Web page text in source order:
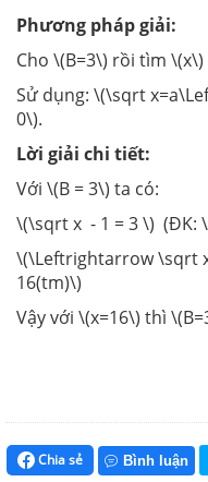
Phương pháp giải:
Cho \(B=3\) rồi tìm \(x\)
Sử dụng: \(\sqrt
0\).
Lời giải chi tiết:
Với \(B = 3\) ta có:
\(\sqrt x - 1 = 3 \) (ĐK:
\(\Leftrightarrow \sqrt
16(tm)\)
Vậy với \(x=16\) thì
Chia sẻ Bình luận